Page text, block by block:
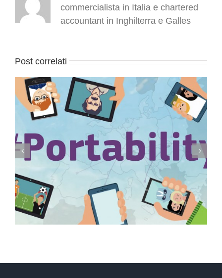
commercialista in Italia e chartered
accountant in Inghilterra e Galles
Post correlati
Conservazione elettronica documenti a rilevanza
tributaria: termini